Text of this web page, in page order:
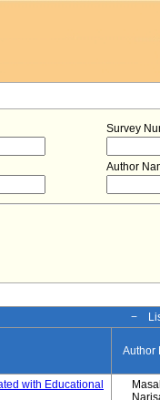
Survey
Author
−
Author
with Educational